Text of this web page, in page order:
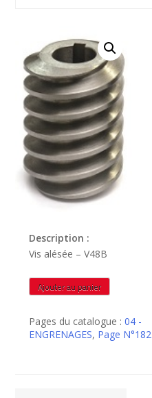
Description :
Vis alésée – V48B
quantité
de
Ajouter au panier
Pages du catalogue :04 -
ENGRENAGES, Page N°182